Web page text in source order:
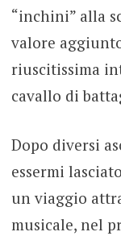
“inchini” alla
valore
riuscitissima
cavallo di
Dopo diversi
essermi
un viaggio
musicale, nel